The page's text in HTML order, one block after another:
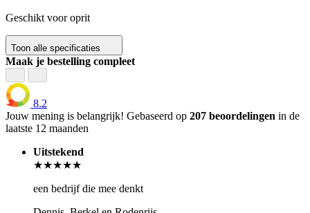
Geschikt voor oprit
Toon alle specificaties
Maak je bestelling compleet
8.2
Jouw mening is belangrijk! Gebaseerd op 207 beoordelingen in de
laatste 12 maanden
Uitstekend
★★★★★
een bedrijf die mee denkt